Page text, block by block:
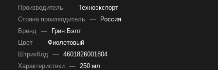
Производитель
— Техноэкспорт
Страна производитель
—
Россия
Бренд —
Грин Бэлт
Цвет — Фиолетовый
ШтрихКод — 4601826001804
Характеристики — 250 мл